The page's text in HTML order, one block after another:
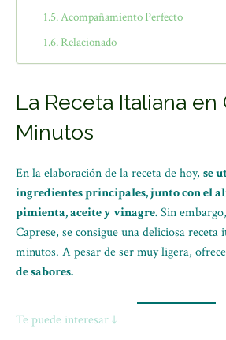
Acompañamiento Perfecto
Relacionado
La Receta Italiana en
Minutos
En la elaboración de la receta de hoy, se
ingredientes principales, junto con el
pimienta, aceite y vinagre.Sin
Caprese, se consigue una deliciosa
minutos. A pesar de ser muy ligera,
de sabores.
Te puede interesar ↓